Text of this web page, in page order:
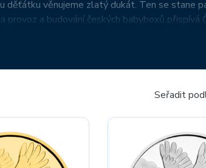
věnujeme zlatý dukát. Ten se stane
a budování českých babyboxů přispívá
Seřadit